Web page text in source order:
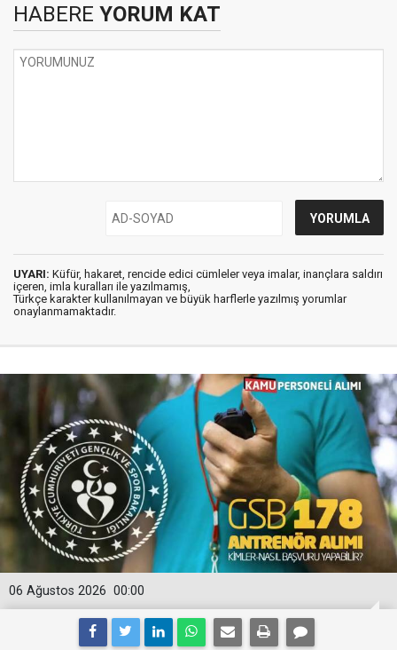
HABERE YORUM KAT
UYARI: Küfür, hakaret, rencide edici cümleler veya imalar, inançlara saldırı
içeren, imla kuralları ile yazılmamış,
Türkçe karakter kullanılmayan ve büyük harflerle yazılmış yorumlar
onaylanmamaktadır.
00:00
06 Ağustos 2026